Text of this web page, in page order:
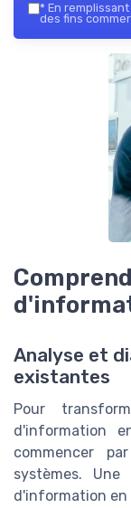
* En
des fins
Analyse et
existantes
Pour
d'information
commencer
systèmes.
d'information en